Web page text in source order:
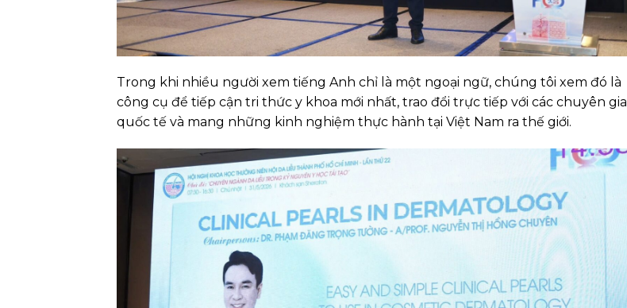
Trong khi nhiều người xem tiếng Anh chỉ là một ngoại ngữ, chúng tôi xem đó là
công cụ để tiếp cận tri thức y khoa mới nhất, trao đổi trực tiếp với các chuyên gia
quốc tế và mang những kinh nghiệm thực hành tại Việt Nam ra thế giới.